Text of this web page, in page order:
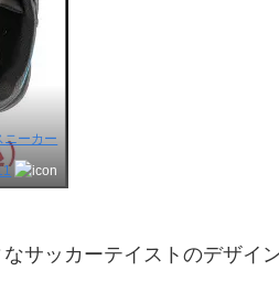
ニーカー
サッカーテイストのデザイ